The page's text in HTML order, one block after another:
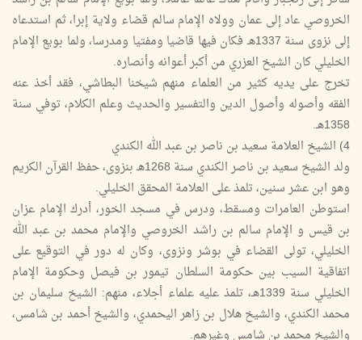
الخروصي عاد إلى عمان وولاه الإمام سالم قضاء ولاية إبرا، ثم استدعاه
إلى نزوى سنة 1337هـ فكان فيها قاضيا ومفتيا ومدرسا، ولما بويع الإمام
الخليلي كان الشيخ العزري من أكبر أعوانه وأنصاره.
تخرج على يديه كثير من العلماء منهم شيخنا البطاشي، فقد أخذ عنه
الفقه وأصوله وأصول الدين والتفسير والحديث وعلم الكلام، توفي سنة
1358هـ.
4) الشيخ العلامة سعيد بن ناصر بن عبد الله الكندي
ولد الشيخ سعيد بن ناصر الكندي سنة 1268هـ بنزوى، حفظ القرآن الكريم
وهو ابن عشر سنين، تلمذ على العلامة المحقق الخليلي.
استوطن العامرات ومسقط، ودرس في مسجد الخور، أدرك الإمام عزان
بن قيس و الإمام سالم بن راشد الخروصي والإمام محمد بن عبد الله
الخليلي، تولى القضاء في بوشر ونزوى، وكان له دور في التوقيع على
اتفاقية السيب بين حكومة السلطان تيمور بن فيصل وحكومة الإمام
الخليلي سنة 1339هـ، تلمذ عليه علماء أجلاء، منهم: الشيخ سليمان بن
محمد الكندي، والشيخ هلال بن زاهر اليحمدي، والشيخ أحمد بن شامس،
والشيخ محمد بن شامس وغيرهم.